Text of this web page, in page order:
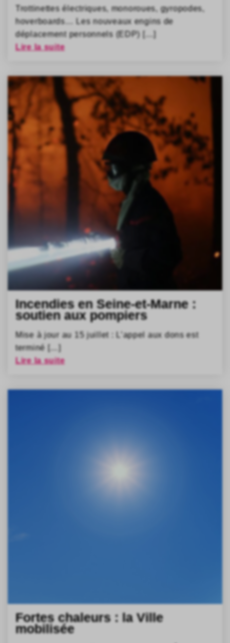
Trottinettes électriques, monoroues, gyropodes,
hoverboards… Les nouveaux engins de
déplacement personnels (EDP) […]
Lire la suite
Incendies en Seine-et-Marne :
soutien aux pompiers
Mise à jour au 15 juillet : L’appel aux dons est
terminé […]
Lire la suite
Fortes chaleurs : la Ville
mobilisée